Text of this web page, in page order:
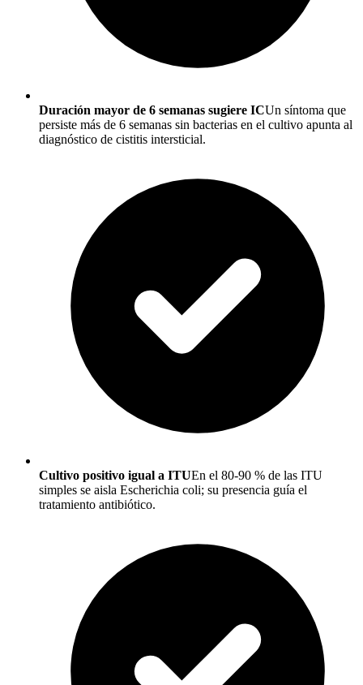
Duración mayor de 6 semanas sugiere ICUn síntoma que
persiste más de 6 semanas sin bacterias en el cultivo apunta al
diagnóstico de cistitis intersticial.
Cultivo positivo igual a ITUEn el 80-90 % de las ITU
simples se aisla Escherichia coli; su presencia guía el
tratamiento antibiótico.